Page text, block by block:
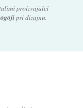
proizvajalci
pri dizajnu.